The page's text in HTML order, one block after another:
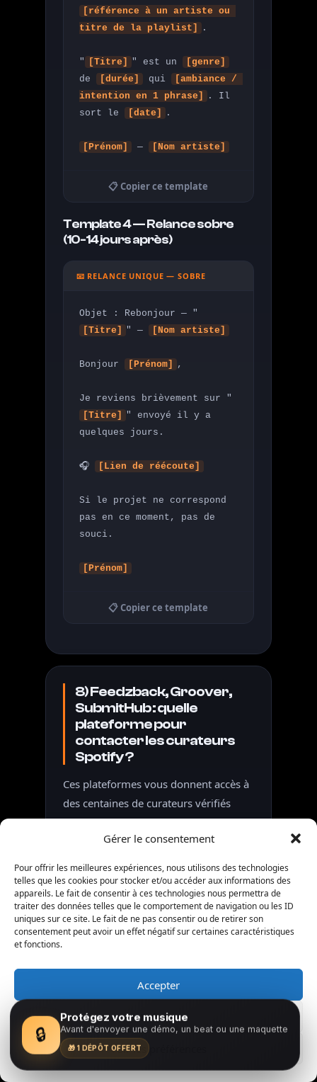
Gérer le consentement
Pour offrir les meilleures expériences, nous utilisons des technologies
telles que les cookies pour stocker et/ou accéder aux informations des
appareils. Le fait de consentir à ces technologies nous permettra de
traiter des données telles que le comportement de navigation ou les ID
uniques sur ce site. Le fait de ne pas consentir ou de retirer son
consentement peut avoir un effet négatif sur certaines caractéristiques
et fonctions.
Accepter
Refuser
Voir les préférences
[référence à un artiste ou
titre de la playlist]
.
" [Titre] " est un
[genre]
de
[durée] qui
[ambiance /
intention en 1 phrase]
. Il
sort le
[date] .
[Prénom] — [Nom artiste]
📋 Copier ce template
Template 4 — Relance sobre
(10-14 jours après)
📧 RELANCE UNIQUE — SOBRE
Objet : Rebonjour — "
[Titre]
" — [Nom artiste]
Bonjour [Prénom] ,
Je reviens brièvement sur "
[Titre]
" envoyé il y a
quelques jours.
🎧 [Lien de réécoute]
Si le projet ne correspond
pas en ce moment, pas de
souci.
[Prénom]
📋 Copier ce template
8) Feedzback, Groover,
SubmitHub : quelle
plateforme pour
contacter les curateurs
Spotify ?
Ces plateformes vous donnent accès à
des centaines de curateurs vérifiés
sans chercher manuellement.
PLATEFORME SPÉCIFICITÉ GARANTIE
Feedzback
Curateurs
francophones,
retours
Retours
Réponse
garantie sous 7
jours ou
🔒
Protégez votre musique
Avant d'envoyer une démo, un beat ou une maquette
🎁 1 DÉPÔT OFFERT